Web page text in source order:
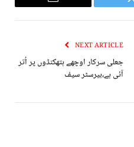
Twitter
Email
NEXT ARTICLE
جعلی سرکار اوچھے ہتھکنڈوں پر اُتر
آئی ہے،بیرسٹر سیف